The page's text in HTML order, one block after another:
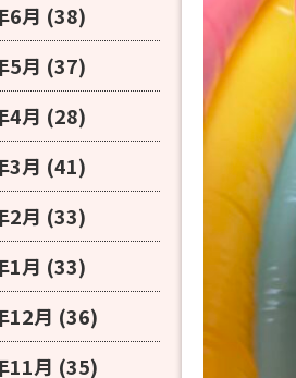
6月 (38)
5月 (37)
4月 (28)
3月 (41)
2月 (33)
1月 (33)
12月 (36)
11月 (35)